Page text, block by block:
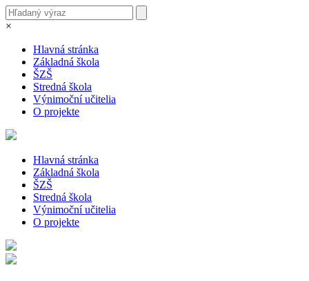
×
Hlavná stránka
Základná škola
ŠZŠ
Stredná škola
Výnimoční učitelia
O projekte
Hlavná stránka
Základná škola
ŠZŠ
Stredná škola
Výnimoční učitelia
O projekte